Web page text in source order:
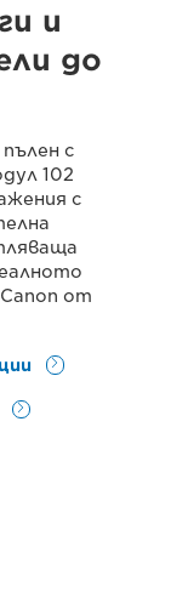
и
до
с
102
с
от